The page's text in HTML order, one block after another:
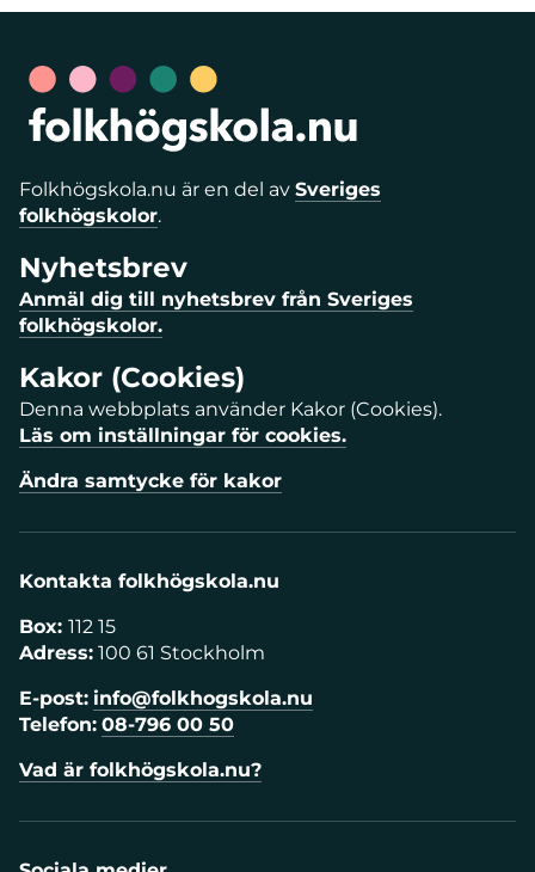
Folkhögskola.nu är en del av Sveriges
folkhögskolor.
Nyhetsbrev
Anmäl dig till nyhetsbrev från Sveriges
folkhögskolor.
Kakor (Cookies)
Denna webbplats använder Kakor (Cookies).
Läs om inställningar för cookies.
Ändra samtycke för kakor
Kontakta folkhögskola.nu
Box: 112 15
Adress: 100 61 Stockholm
E-post: info@folkhogskola.nu
Telefon: 08-796 00 50
Vad är folkhögskola.nu?